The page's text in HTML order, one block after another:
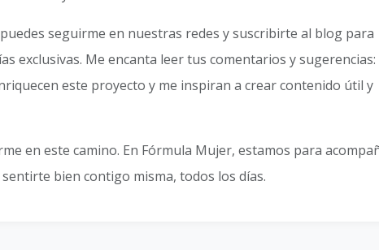
seguirme en nuestras redes y suscribirte al blog para
exclusivas. Me encanta leer tus comentarios y
este proyecto y me inspiran a crear contenido útil y
en este camino. En Fórmula Mujer, estamos para
bien contigo misma, todos los días.